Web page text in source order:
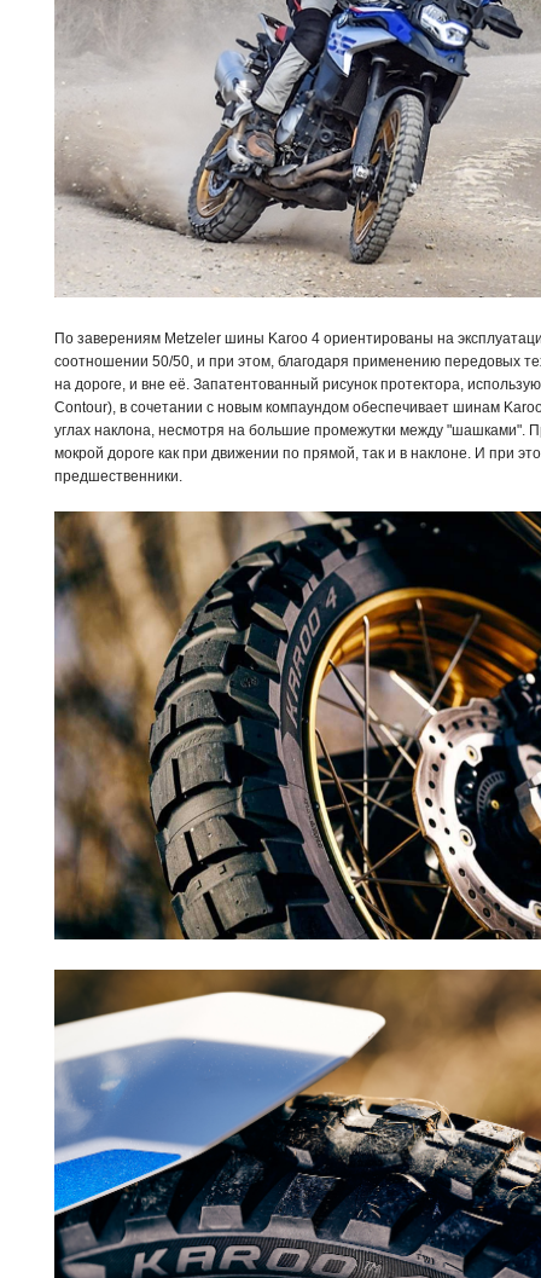
По заверениям Metzeler шины Karoo 4 ориентированы на
соотношении 50/50, и при этом, благодаря применению передовых
на дороге, и вне её. Запатентованный рисунок протектора,
Contour), в сочетании с новым компаундом обеспечивает шинам
углах наклона, несмотря на большие промежутки между "шашками".
мокрой дороге как при движении по прямой, так и в наклоне. И при
предшественники.